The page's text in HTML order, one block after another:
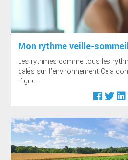
Mon rythme veille-sommeil
Les rythmes comme tous les
calés sur l’environnement Cela
règne ...